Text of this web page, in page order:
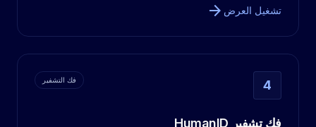
تشغيل العرض arrow_forward
4 فك التشفير
فك تشفير HumanID